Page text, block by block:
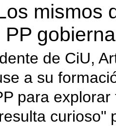
mismos
PP
de CiU,
a su
para
curioso"